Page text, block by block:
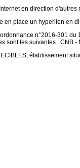
en direction
en place un hyperlien en
n°2016-301
sont les suivantes : CNB
établissement